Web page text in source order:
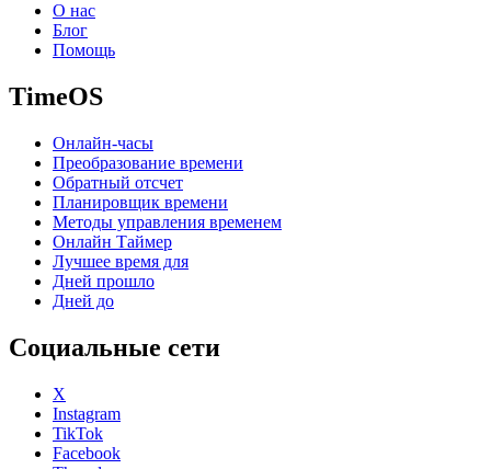
О нас
Блог
Помощь
TimeOS
Онлайн-часы
Преобразование времени
Обратный отсчет
Планировщик времени
Методы управления временем
Онлайн Таймер
Лучшее время для
Дней прошло
Дней до
Социальные сети
X
Instagram
TikTok
Facebook